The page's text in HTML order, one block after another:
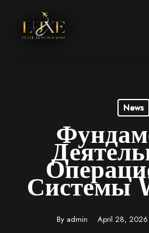
News
Системы
By admin April 28, 2026